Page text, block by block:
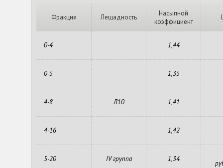
Фракция Лещадность
Насыпной
коэффициент
0-4 1,44
0-5 1,35
4-8 Л10 1,41
4-16 1,42
5-20 IV группа 1,34